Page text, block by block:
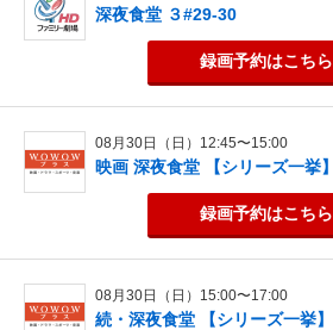
深夜食堂 ３#29-30
録画予約はこちら
08月30日（日）12:45〜15:00
映画 深夜食堂 【シリーズ一挙】
録画予約はこちら
08月30日（日）15:00〜17:00
続・深夜食堂 【シリーズ一挙】